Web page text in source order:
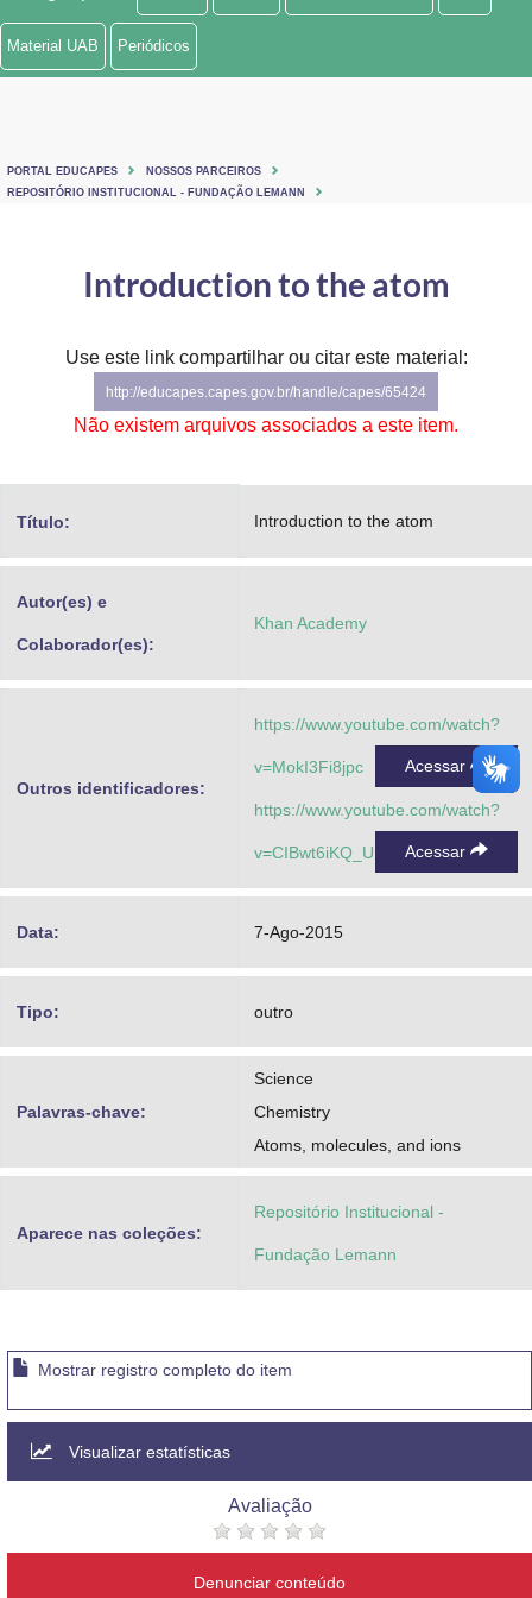
Ministério de Minas e Energia
Ministério do Turismo
Controladoria-Geral da União
Advocacia-Geral da União
Banco Central do Brasil
Material UAB Periódicos
PORTAL EDUCAPES
NOSSOS PARCEIROS
REPOSITÓRIO INSTITUCIONAL - FUNDAÇÃO LEMANN
Introduction to the atom
Use este link compartilhar ou citar este material:
http://educapes.capes.gov.br/handle/capes/65424
Não existem arquivos associados a este item.
Título: Introduction to the atom
Autor(es) e
Colaborador(es):
Khan Academy
Outros identificadores:
https://www.youtube.com/watch?
v=MokI3Fi8jpc Acessar
https://www.youtube.com/watch?
v=CIBwt6iKQ_U Acessar
Data: 7-Ago-2015
Tipo: outro
Palavras-chave:
Science
Chemistry
Atoms, molecules, and ions
Aparece nas coleções:
Repositório Institucional -
Fundação Lemann
Mostrar registro completo do item
Visualizar estatísticas
Avaliação
Denunciar conteúdo